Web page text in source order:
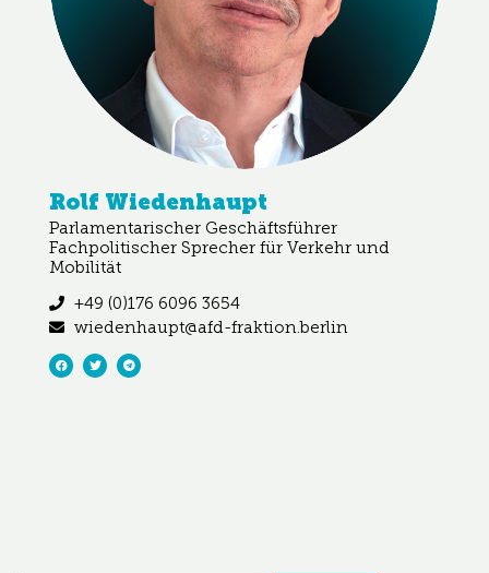
Rolf Wiedenhaupt
Parlamentarischer Geschäftsführer
Fachpolitischer Sprecher für Verkehr und
Mobilität
+49 (0)176 6096 3654
wiedenhaupt@afd-fraktion.berlin